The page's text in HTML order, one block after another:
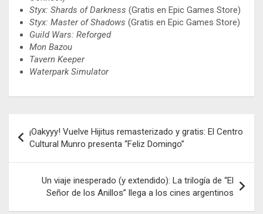
Styx: Shards of Darkness (Gratis en Epic Games Store)
Styx: Master of Shadows (Gratis en Epic Games Store)
Guild Wars: Reforged
Mon Bazou
Tavern Keeper
Waterpark Simulator
de
entradas
¡Oakyyy! Vuelve Hijitus remasterizado y gratis: El Centro
Cultural Munro presenta “Feliz Domingo”
Un viaje inesperado (y extendido): La trilogía de “El
Señor de los Anillos” llega a los cines argentinos